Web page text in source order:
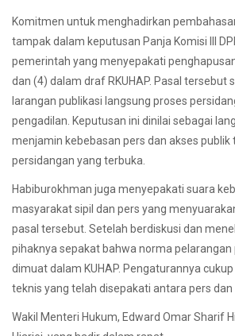
Komitmen untuk menghadirkan
tampak dalam keputusan Panja Komisi III
pemerintah yang menyepakati
dan (4) dalam draf RKUHAP. Pasal tersebut
larangan publikasi langsung proses
pengadilan. Keputusan ini dinilai sebagai
menjamin kebebasan pers dan akses publik
persidangan yang terbuka.
Habiburokhman juga menyepakati suara
masyarakat sipil dan pers yang
pasal tersebut. Setelah berdiskusi dan
pihaknya sepakat bahwa norma pelarangan
dimuat dalam KUHAP. Pengaturannya
teknis yang telah disepakati antara pers dan
Wakil Menteri Hukum, Edward Omar Sharif